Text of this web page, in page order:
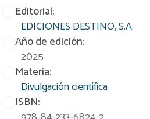
Editorial:
EDICIONES DESTINO, S.A.
Año de edición:
2025
Materia:
Divulgación científica
ISBN: